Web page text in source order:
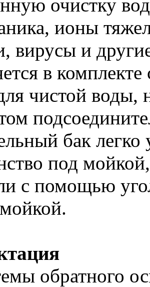
очистку
ионы
вирусы и
в
чистой воды,
бак легко
под
с помощью
обратного